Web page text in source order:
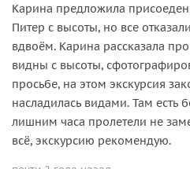
Карина предложила
Питер с высоты, но все
вдвоëм. Карина рассказала
видны с высоты,
просьбе, на этом экскурсия
насладилась видами. Там есть
лишним часа пролетели не
всё, экскурсию рекомендую.